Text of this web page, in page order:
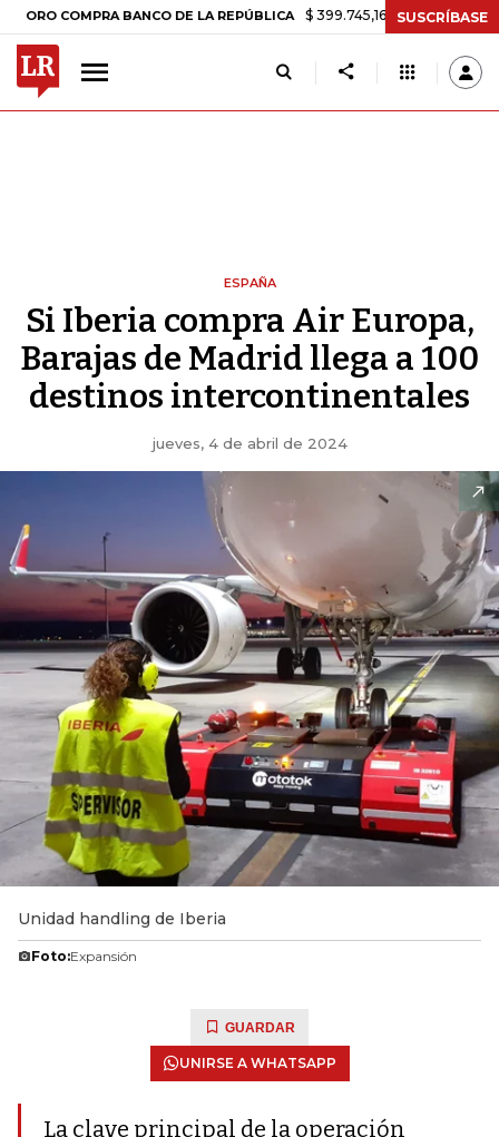
BANCO DE LA REPÚBLICA $ 399.745,16 +$ 2.295,71 +0,58%
SUSCRÍBASE
ESPAÑA
Si Iberia compra Air Europa,
Barajas de Madrid llega a 100
destinos intercontinentales
jueves, 4 de abril de 2024
Unidad handling de Iberia
Foto:Expansión
GUARDAR
UNIRSE A WHATSAPP
La clave principal de la operación